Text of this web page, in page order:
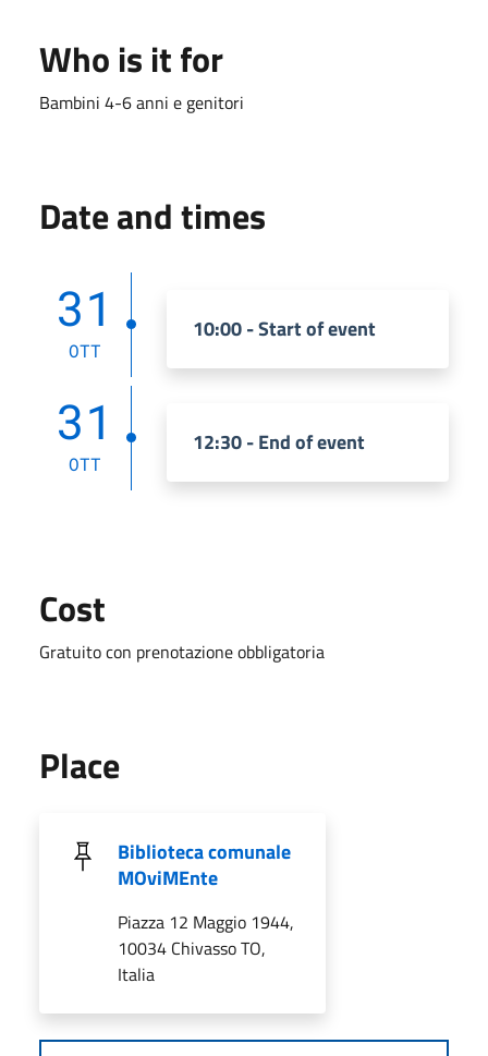
Who is it for
Bambini 4-6 anni e genitori
Date and times
31
OTT
10:00 - Start of event
31
OTT
12:30 - End of event
Cost
Gratuito con prenotazione obbligatoria
Place
Biblioteca comunale
MOviMEnte
Piazza 12 Maggio 1944,
10034 Chivasso TO,
Italia